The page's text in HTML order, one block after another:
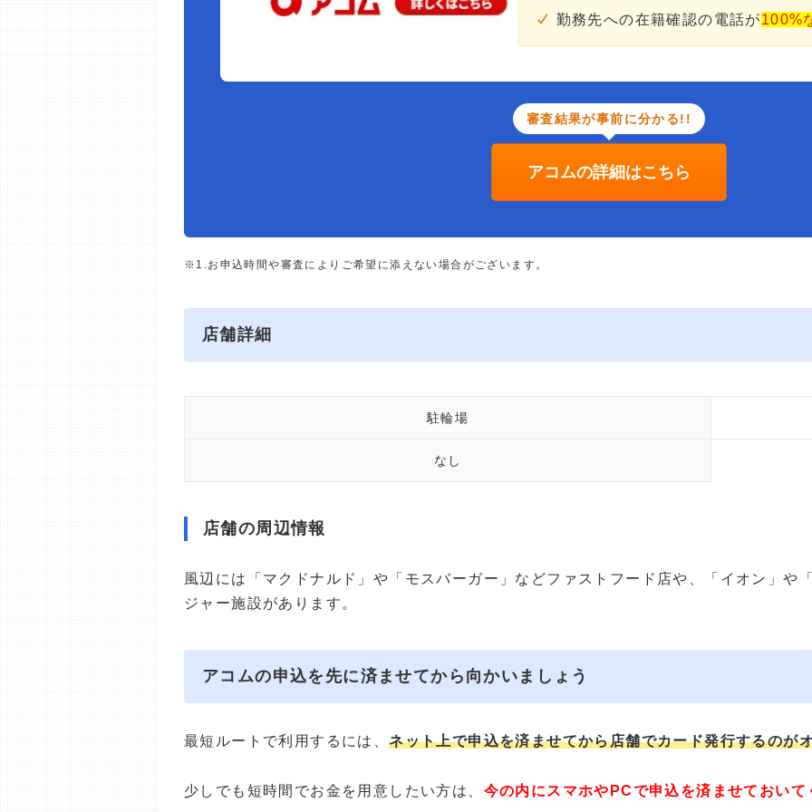
勤務先への在籍確認の電話が100%
審査結果が事前に分かる!!
アコムの詳細はこちら
※1.お申込時間や審査によりご希望に添えない場合がございます。
店舗詳細
駐輪場
なし
店舗の周辺情報
風辺には「マクドナルド」や「モスバーガー」などファストフード店や、「イオン」や
ジャー施設があります。
アコムの申込を先に済ませてから向かいましょう
最短ルートで利用するには、ネット上で申込を済ませてから店舗でカード発行するのが
少しでも短時間でお金を用意したい方は、 今の内にスマホやPCで申込を済ませておいて